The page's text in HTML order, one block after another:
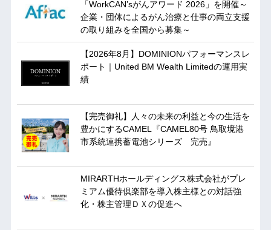
「WorkCAN’sがんアワード 2026」を開催～
企業・団体によるがん治療と仕事の両立支援
の取り組みを全国から募集～
【2026年8月】DOMINIONパフォーマンスレ
ポート｜United BM Wealth Limitedの運用実
績
【完売御礼】人々の未来の利益と今の生活を
豊かにするCAMEL『CAMEL80号 鳥取境港
市系統連携蓄電池シリーズ 完売』
MIRARTHホールディングス株式会社がプレ
ミアム優待倶楽部を導入株主様との対話強
化・株主管理ＤＸの促進へ